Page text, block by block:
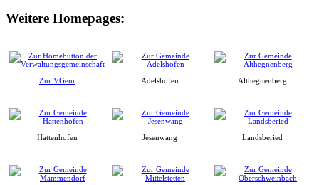
Weitere Homepages:
Zur VGem Adelshofen Althegnenberg
Hattenhofen Jesenwang Landsberied